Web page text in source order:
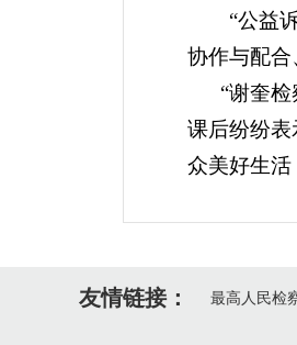
“公益
协作与配合
“谢奎
课后纷纷
众美好生活
友情链接： 最高人民检